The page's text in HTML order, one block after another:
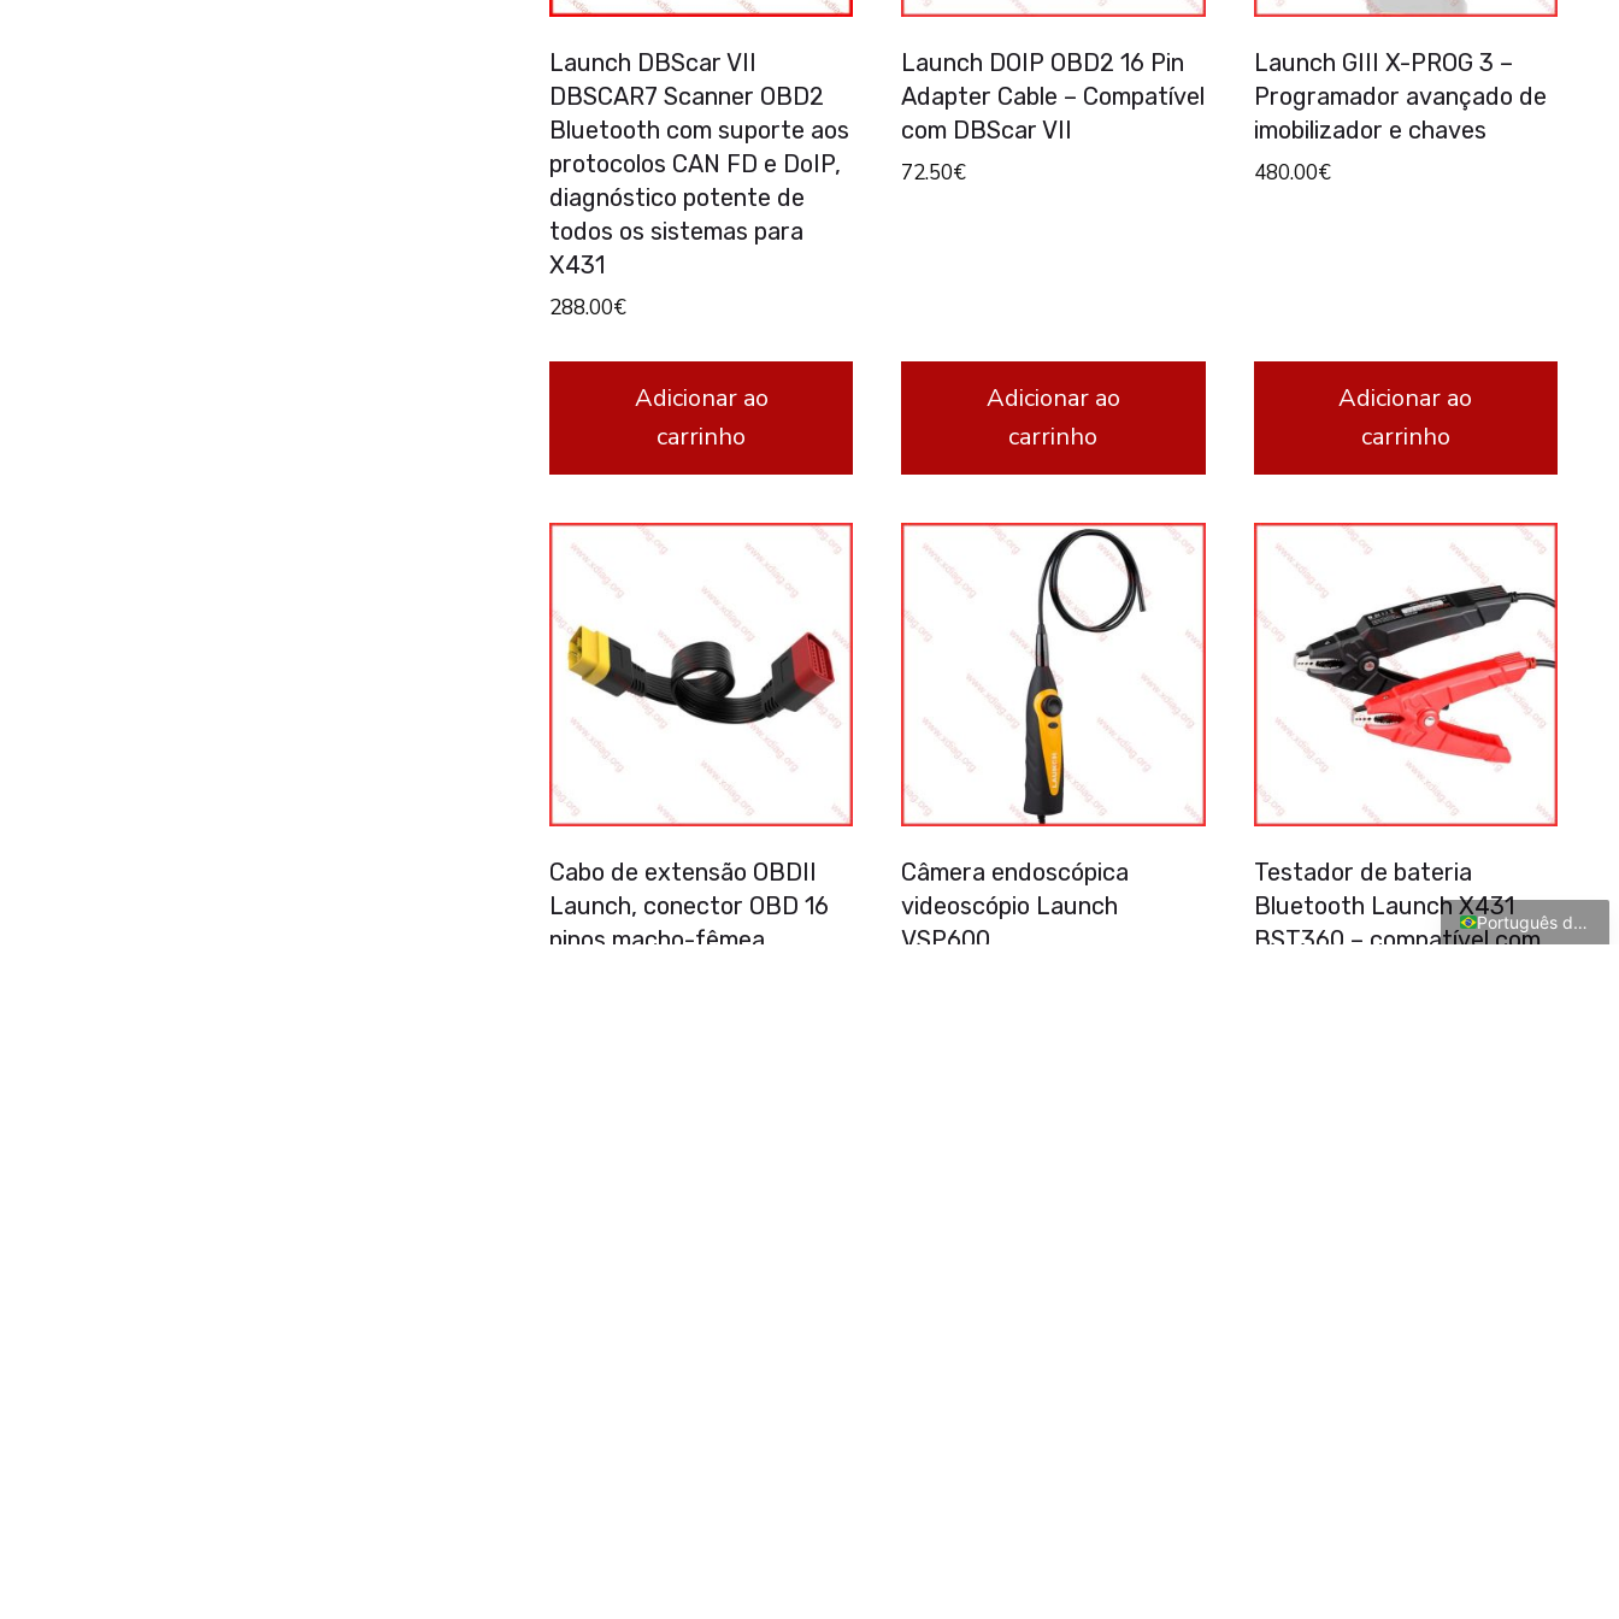
on
the
product
page
Launch DBScar VII
DBSCAR7 Scanner OBD2
Bluetooth com suporte aos
protocolos CAN FD e DoIP,
diagnóstico potente de
todos os sistemas para
X431
288.00€
Adicionar ao
carrinho
Launch DOIP OBD2 16 Pin
Adapter Cable – Compatível
com DBScar VII
72.50€
Adicionar ao
carrinho
Launch GIII X-PROG 3 –
Programador avançado de
imobilizador e chaves
480.00€
Adicionar ao
carrinho
Cabo de extensão OBDII
Launch, conector OBD 16
pinos macho-fêmea,
Câmera endoscópica
videoscópio Launch
VSP600
Testador de bateria
Bluetooth Launch X431
BST360 – compatível com
Português do Brasil
Français
Español
Čeština
Türkçe